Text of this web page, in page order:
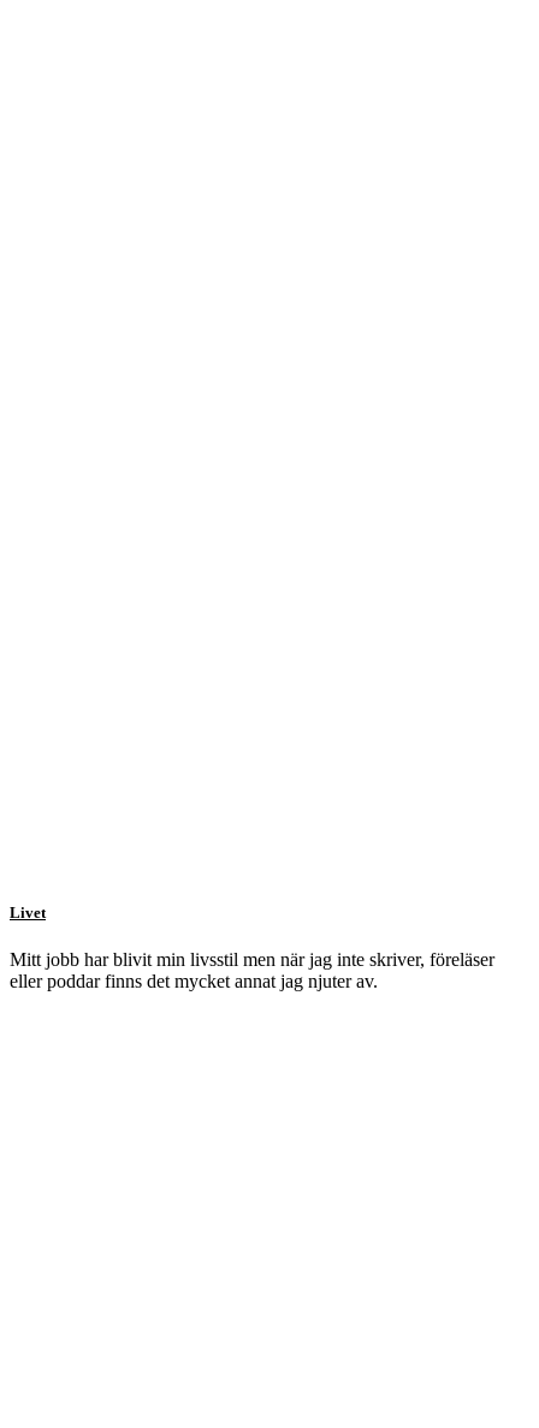
Livet
Mitt jobb har blivit min livsstil men när jag inte skriver, föreläser
eller poddar finns det mycket annat jag njuter av.